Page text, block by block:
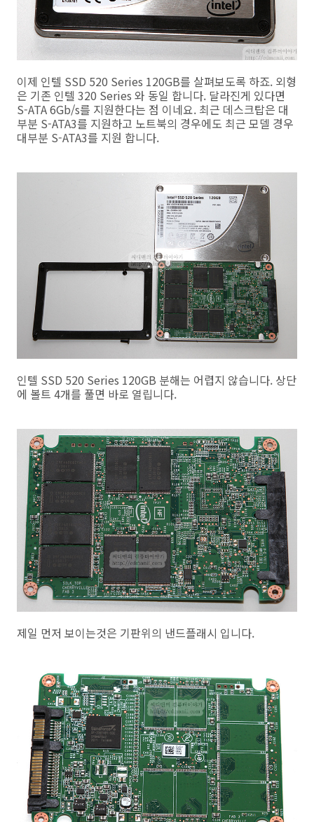
이제 인텔 SSD 520 Series 120GB를 살펴보도록 하죠. 외형
은 기존 인텔 320 Series 와 동일 합니다. 달라진게 있다면
S-ATA 6Gb/s를 지원한다는 점 이네요. 최근 데스크탑은 대
부분 S-ATA3를 지원하고 노트북의 경우에도 최근 모델 경우
대부분 S-ATA3를 지원 합니다.
인텔 SSD 520 Series 120GB 분해는 어렵지 않습니다. 상단
에 볼트 4개를 풀면 바로 열립니다.
제일 먼저 보이는것은 기판위의 낸드플래시 입니다.